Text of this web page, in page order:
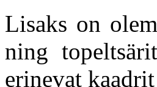
Lisaks on
ning
erinevat